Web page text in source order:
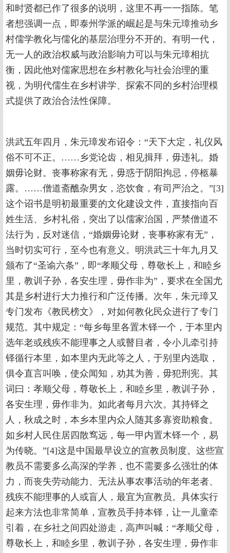
和时贤都已作了很多的说明，这里不再一一指陈。笔
者想强调一点，即泰州学派的崛起是与朱元璋推动乡
村儒学教化与儒化的基层治理分不开的。有明一代，
无一人的政治权威与政治影响力可以与朱元璋相抗
衡，因此他对儒家思想在乡村教化与社会治理的重
视，为明代儒生在乡村讲学、探索不同的乡村治理模
式提供了政治合法性保障。
洪武五年四月，朱元璋发布诏令：“天下大定，礼仪风
俗不可不正。……乡党论齿，相见揖拜，毋违礼。婚
姻毋论财。丧事称家有无，毋惑于阴阳拘忌，停柩暴
露。……僧道斋醮杂男女，恣饮食，有司严治之。”[3]
这个诏书是明初最重要的文化建设文件，直接指向百
姓生活、乡村礼俗，突出了以儒家治国，严禁僧道不
法行为，反对迷信，“婚姻毋论财，丧事称家有无”，
当时切实可行，至今也有意义。明洪武三十年九月又
颁布了“圣谕六条”，即“孝顺父母，尊敬长上，和睦乡
里，教训子孙，各安生理，毋作非为”，要求在全国尤
其是乡村进行大力推行和广泛传播。次年，朱元璋又
专门发布《教民榜文》，对如何教化民众进行了专门
规范。其中规定：“每乡每里各置木铎一个，于本里内
选年老或残疾不能理事之人或瞽目者，令小儿牵引持
铎循行本里，如本里内无此等之人，于别里内选取，
俱令直言叫唤，使众闻知，劝其为善，毋犯刑宪。其
词曰：孝顺父母，尊敬长上，和睦乡里，教训子孙，
各安生理，毋作非为。如此者每月六次。其持铎之
人，秋成之时，本乡本里内众人随其多寡资助粮食。
如乡村人民住居四散窎远，每一甲内置木铎一个，易
为传晓。”[4]这是中国最早设立的宣教员制度。这些宣
教员不需要多么高深的学养，也不需要多么强壮的体
力，而丧失劳动能力、无法从事农事活动的年老者、
残疾不能理事的人或盲人，最宜为宣教员。具体实行
起来方法也非常简单，宣教员手持本铎，让一儿童牵
引着，在乡社之间四处游走，高声叫喊：“孝顺父母，
尊敬长上，和睦乡里，教训子孙，各安生理，毋作非